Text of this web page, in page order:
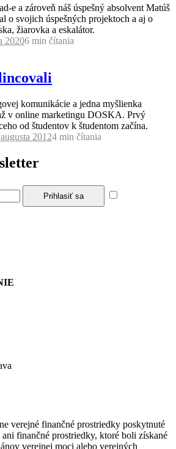
e a zároveň náš úspešný absolvent Matúš
o svojich úspešných projektoch a aj o
žiarovka a eskalátor.
20206 min čítania
komunikácie a jedna myšlienka
v online marketingu DOSKA. Prvý
od študentov k študentom začína.
20124 min čítania
verejné finančné prostriedky poskytnuté
finančné prostriedky, ktoré boli získané
verejnej moci alebo verejných